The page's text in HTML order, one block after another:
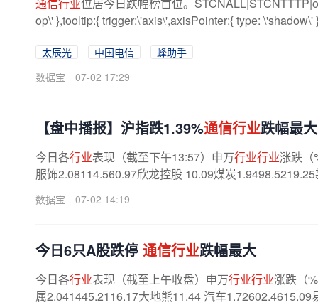
op\' },tooltip:{ trigger:\'axis\',axisPointer:{ type: \'shadow\'
太辰光 中国电信
蜂助手
数据宝
07-02 17:29
【盘中播报】沪指跌1.39%通信行业跌幅最大
今日各行业表现（截至下午13:57）申万行业行业涨跌（
服饰2.08114.560.97欣龙控股 10.09煤炭
数据宝 07-02 14:19
今日6只A股跌停 通信行业跌幅最大
今日各行业表现（截至上午收盘）申万行业行业涨跌（
属2.041445.2116.17大地熊11.44 汽车